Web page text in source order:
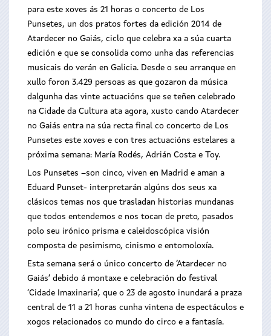
para este xoves ás 21 horas o concerto de Los
Punsetes, un dos pratos fortes da edición 2014 de
Atardecer no Gaiás, ciclo que celebra xa a súa cuarta
edición e que se consolida como unha das referencias
musicais do verán en Galicia. Desde o seu arranque en
xullo foron 3.429 persoas as que gozaron da música
dalgunha das vinte actuacións que se teñen celebrado
na Cidade da Cultura ata agora, xusto cando Atardecer
no Gaiás entra na súa recta final co concerto de Los
Punsetes este xoves e con tres actuacións estelares a
próxima semana: María Rodés, Adrián Costa e Toy.
Los Punsetes –son cinco, viven en Madrid e aman a
Eduard Punset- interpretarán algúns dos seus xa
clásicos temas nos que trasladan historias mundanas
que todos entendemos e nos tocan de preto, pasados
polo seu irónico prisma e caleidoscópica visión
composta de pesimismo, cinismo e entomoloxía.
Esta semana será o único concerto de ‘Atardecer no
Gaiás’ debido á montaxe e celebración do festival
‘Cidade Imaxinaria’, que o 23 de agosto inundará a praza
central de 11 a 21 horas cunha vintena de espectáculos e
xogos relacionados co mundo do circo e a fantasía.